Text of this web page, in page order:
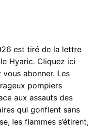
est tiré de la lettre
Hyaric. Cliquez ici
abonner. Les
pompiers
aux assauts des
qui gonflent sans
les flammes s’étirent,